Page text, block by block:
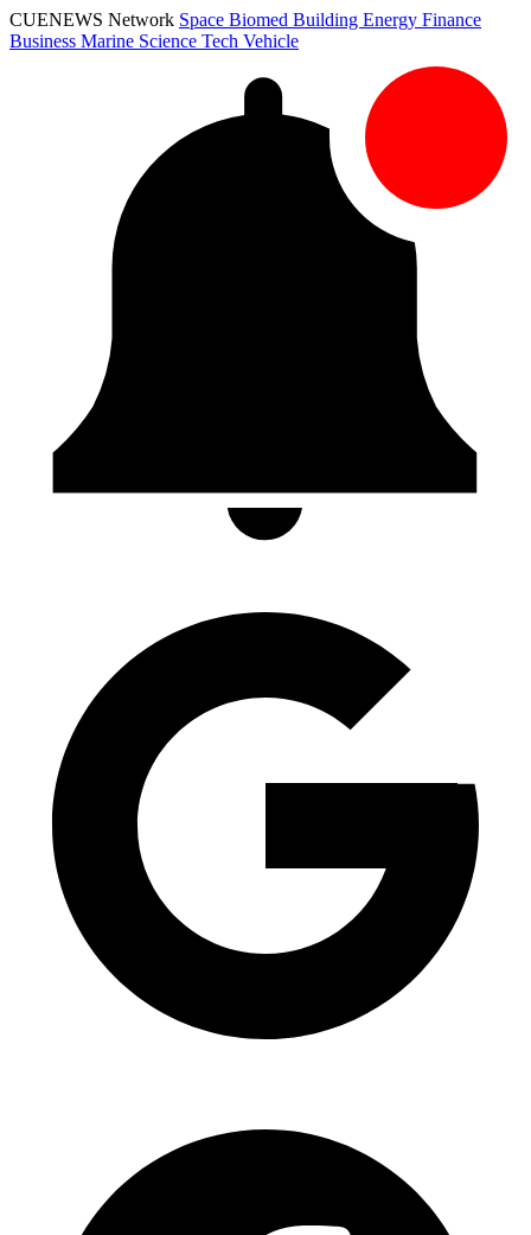
CUENEWS Network Space Biomed Building Energy Finance
Business Marine Science Tech Vehicle